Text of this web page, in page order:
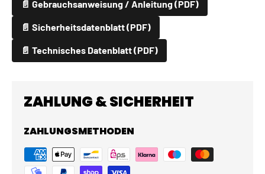
📄 Gebrauchsanweisung / Anleitung (PDF)
📄 Sicherheitsdatenblatt (PDF)
📄 Technisches Datenblatt (PDF)
ZAHLUNG & SICHERHEIT
ZAHLUNGSMETHODEN